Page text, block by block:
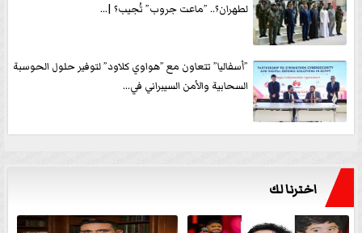
لطهران؟.. ”ماعت جروب” تُجيب؟ |...
”أسفاليا” تتعاون مع ”هواوي كلاود” لتوفير حلول الحوسبة
السحابية والأمن السيبراني في...
اخترنا لك